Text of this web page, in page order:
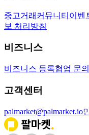
중고거래 커뮤니티 이벤
보 처리방침
비즈니스
비즈니스 등록협업 문의
고객센터
palmarket@palmarket.io